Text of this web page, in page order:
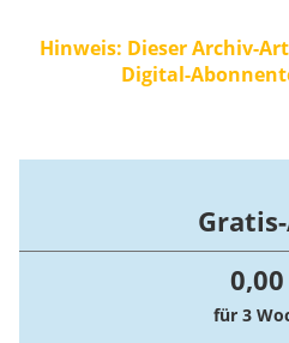
„sexuelle und reproduktive
Sexualität, Verhütung,
Hinweis: Dieser Archiv-
Digital-
für 3